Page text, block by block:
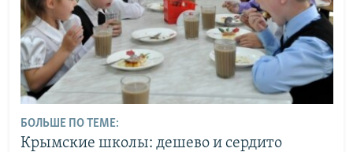
БОЛЬШЕ ПО ТЕМЕ:
Крымские школы: дешево и сердито